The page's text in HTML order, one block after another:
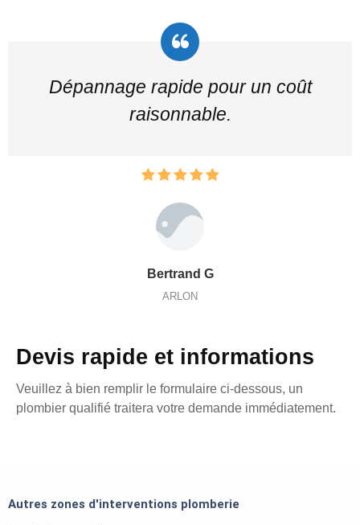
Dépannage rapide pour un coût
raisonnable.
Bertrand G
ARLON
Devis rapide et informations
Veuillez à bien remplir le formulaire ci-dessous, un
plombier qualifié traitera votre demande immédiatement.
Autres zones d'interventions plomberie